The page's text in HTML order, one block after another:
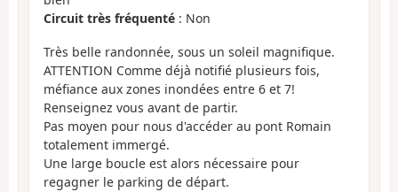
Circuit très fréquenté : Non
Très belle randonnée, sous un soleil magnifique.
ATTENTION Comme déjà notifié plusieurs fois,
méfiance aux zones inondées entre 6 et 7!
Renseignez vous avant de partir.
Pas moyen pour nous d'accéder au pont Romain
totalement immergé.
Une large boucle est alors nécessaire pour
regagner le parking de départ.